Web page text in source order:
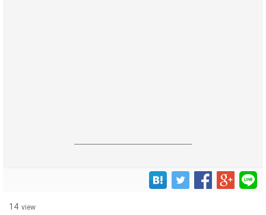
------------------------------------------------------------------
14 view